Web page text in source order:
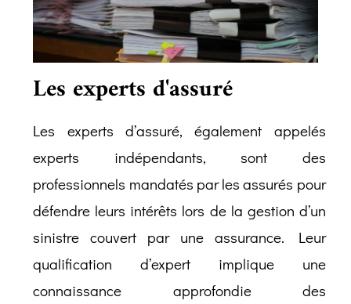
Les experts d'assuré
Les experts d’assuré, également appelés
experts indépendants, sont des
professionnels mandatés par les assurés pour
défendre leurs intérêts lors de la gestion d’un
sinistre couvert par une assurance. Leur
qualification d’expert implique une
connaissance approfondie des